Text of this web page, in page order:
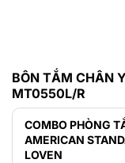
BÔN TẮM CHÂN
MT0550L/R
COMBO PHÒNG
AMERICAN
LOVEN